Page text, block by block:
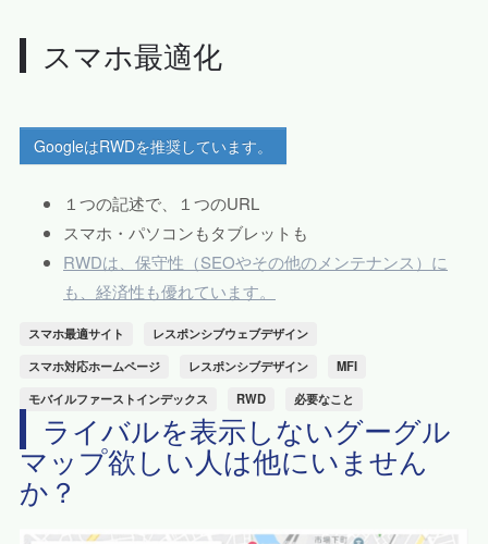
スマホ最適化
GoogleはRWDを推奨しています。
１つの記述で、１つのURL
スマホ・パソコンもタブレットも
RWDは、保守性（SEOやその他のメンテナンス）に
も、経済性も優れています。
スマホ最適サイト
レスポンシブウェブデザイン
スマホ対応ホームページ
レスポンシブデザイン
MFI
モバイルファーストインデックス
RWD 必要なこと
ライバルを表示しないグーグル
マップ欲しい人は他にいません
か？